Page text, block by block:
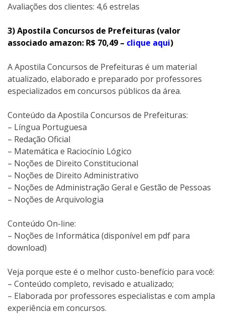
Avaliações dos clientes: 4,6 estrelas
3) Apostila Concursos de Prefeituras (valor
associado amazon: R$ 70,49 – clique aqui)
A Apostila Concursos de Prefeituras é um material
atualizado, elaborado e preparado por professores
especializados em concursos públicos da área.
Conteúdo da Apostila Concursos de Prefeituras:
– Língua Portuguesa
– Redação Oficial
– Matemática e Raciocínio Lógico
– Noções de Direito Constitucional
– Noções de Direito Administrativo
– Noções de Administração Geral e Gestão de Pessoas
– Noções de Arquivologia
Conteúdo On-line:
– Noções de Informática (disponível em pdf para
download)
Veja porque este é o melhor custo-benefício para você:
– Conteúdo completo, revisado e atualizado;
– Elaborada por professores especialistas e com ampla
experiência em concursos.